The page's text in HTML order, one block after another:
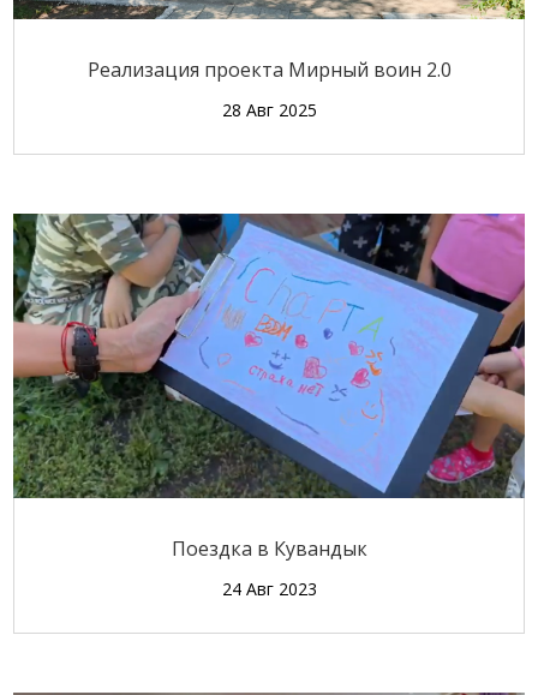
Реализация проекта Мирный воин 2.0
28 Авг 2025
Поездка в Кувандык
24 Авг 2023